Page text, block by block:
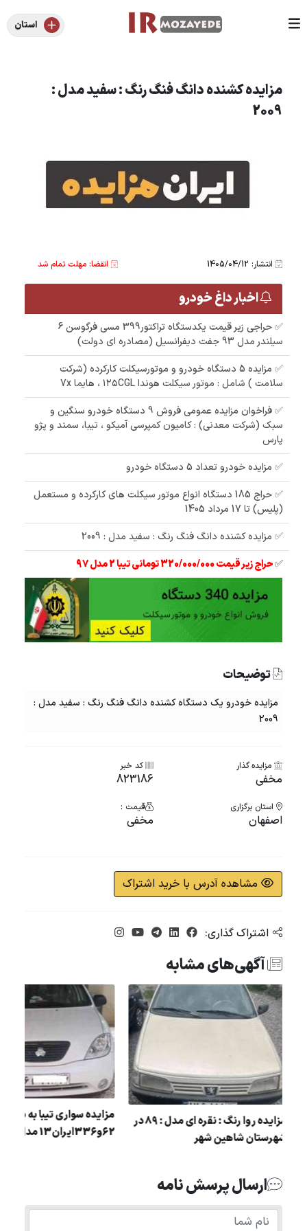
استان
مزایده کشنده دانگ فنگ رنگ : سفید مدل :
2009
انتشار: 1405/04/12 انقضا: مهلت تمام شد
اخبار داغ خودرو
✅ حراجی زیر قیمت یکدستگاه تراکتور399 مسی فرگوسن 6
سیلندر مدل 93 جفت دیفرانسیل (مصادره ای دولت)
✅ مزایده 5 دستگاه خودرو و موتورسیکلت کارکرده (شرکت
سلامت ) شامل : موتور سیکلت هوندا ۱۲۵CGL ، هایما 7x
✅ فراخوان مزایده عمومی فروش 9 دستگاه خودرو سنگین و
سبک (شرکت معدنی) : کامیون کمپرسی آمیکو ، تیبا، سمند و پژو
پارس
✅ مزایده خودرو تعداد 5 دستگاه خودرو
✅ حراج 185 دستگاه انواع موتور سیکلت های کارکرده و مستعمل
(پلیس) تا 17 مرداد 1405
✅ مزایده کشنده دانگ فنگ رنگ : سفید مدل : 2009
✅حراج زیر قیمت 320/000/000 تومانی تیبا 2 مدل 97
توضیحات
مزایده خودرو یک دستگاه کشنده دانگ فنگ رنگ : سفید مدل :
2009
مزایده گذار
مخفی
کد خبر
823186
استان برگزاری
اصفهان
قیمت :
مخفی
مشاهده آدرس با خرید اشتراک
اشتراک گذاری:
آگهی‌های مشابه
مزایده سواری تيبا به
62و336ايران13 مدل 1398
مزایده روا رنگ : نقره ای مدل : 89 در
شهرستان شاهین شهر
ارسال پرسش نامه